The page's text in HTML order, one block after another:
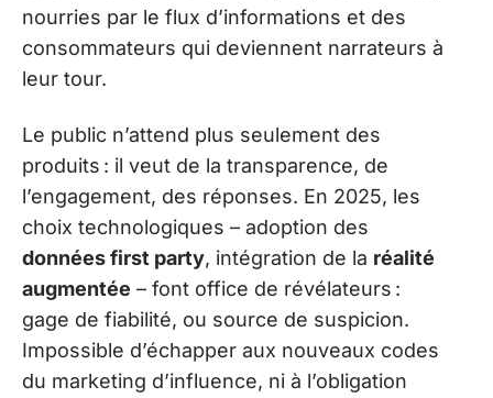
nourries par le flux d’informations et des
consommateurs qui deviennent narrateurs à
leur tour.
Le public n’attend plus seulement des
produits : il veut de la transparence, de
l’engagement, des réponses. En 2025, les
choix technologiques – adoption des
données first party, intégration de la réalité
augmentée – font office de révélateurs :
gage de fiabilité, ou source de suspicion.
Impossible d’échapper aux nouveaux codes
du marketing d’influence, ni à l’obligation